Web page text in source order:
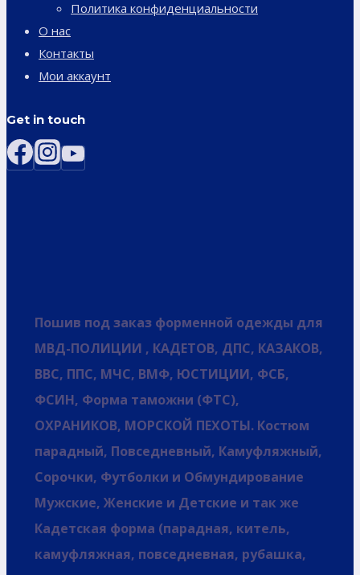
Политика конфиденциальности
О нас
Контакты
Мои аккаунт
Get in touch
Пошив под заказ форменной одежды для
МВД-ПОЛИЦИИ , КАДЕТОВ, ДПС, КАЗАКОВ,
ВВС, ППС, МЧС, ВМФ, ЮСТИЦИИ, ФСБ,
ФСИН, Форма таможни (ФТС),
ОХРАНИКОВ, МОРСКОЙ ПЕХОТЫ. Костюм
парадный, Повседневный, Камуфляжный,
Сорочки, Футболки и Обмундирование
Мужские, Женские и Детские и так же
Кадетская форма (парадная, китель,
камуфляжная, повседневная, рубашка,